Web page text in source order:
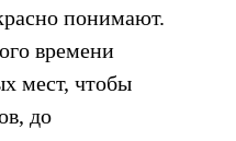
понимают.
времени
мест, чтобы
до